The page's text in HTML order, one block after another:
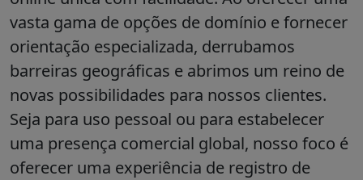
vasta gama de opções de domínio e fornecer
orientação especializada, derrubamos
barreiras geográficas e abrimos um reino de
novas possibilidades para nossos clientes.
Seja para uso pessoal ou para estabelecer
uma presença comercial global, nosso foco é
oferecer uma experiência de registro de